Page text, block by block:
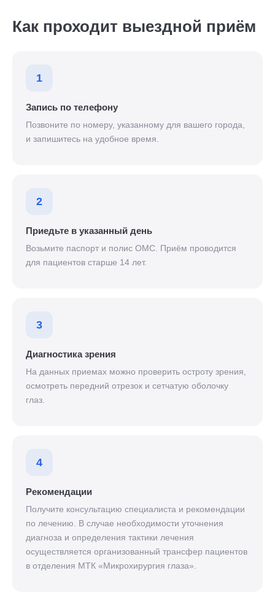
Как проходит выездной приём
1
Запись по телефону
Позвоните по номеру, указанному для вашего города,
и запишитесь на удобное время.
2
Приедьте в указанный день
Возьмите паспорт и полис ОМС. Приём проводится
для пациентов старше 14 лет.
3
Диагностика зрения
На данных приемах можно проверить остроту зрения,
осмотреть передний отрезок и сетчатую оболочку
глаз.
4
Рекомендации
Получите консультацию специалиста и рекомендации
по лечению. В случае необходимости уточнения
диагноза и определения тактики лечения
осуществляется организованный трансфер пациентов
в отделения МТК «Микрохирургия глаза».